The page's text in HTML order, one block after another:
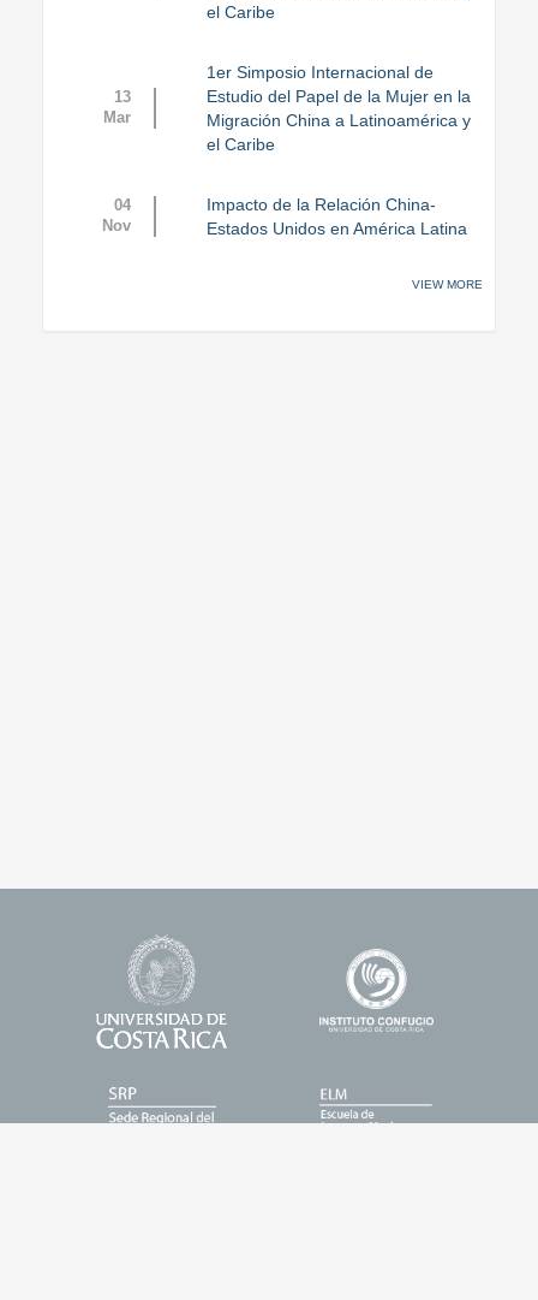
el Caribe
13
Mar
1er Simposio Internacional de
Estudio del Papel de la Mujer en la
Migración China a Latinoamérica y
el Caribe
04
Nov
Impacto de la Relación China-
Estados Unidos en América Latina
VIEW MORE
Universidad
de
Costa
Rica
Enlace
1